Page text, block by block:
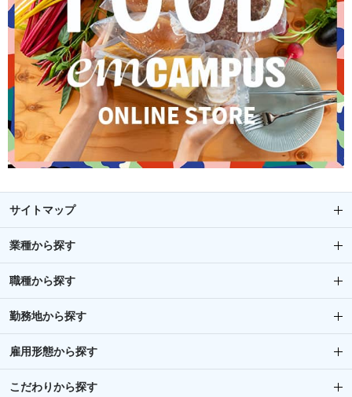
サイトマップ
業種から探す
職種から探す
勤務地から探す
雇用形態から探す
こだわりから探す